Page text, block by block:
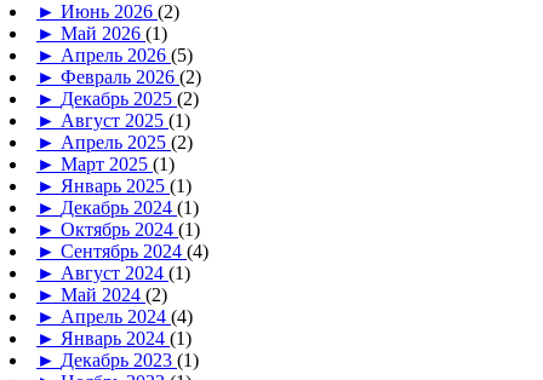
► Июнь 2026 (2)
► Май 2026 (1)
► Апрель 2026 (5)
► Февраль 2026 (2)
► Декабрь 2025 (2)
► Август 2025 (1)
► Апрель 2025 (2)
► Март 2025 (1)
► Январь 2025 (1)
► Декабрь 2024 (1)
► Октябрь 2024 (1)
► Сентябрь 2024 (4)
► Август 2024 (1)
► Май 2024 (2)
► Апрель 2024 (4)
► Январь 2024 (1)
► Декабрь 2023 (1)